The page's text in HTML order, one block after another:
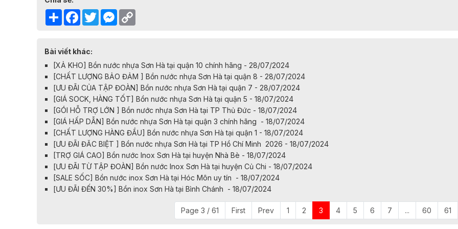
Share Facebook
TwitterMessenger
Bài viết khác:
[XẢ KHO] Bồn nước nhựa Sơn Hà tại quận 10 chính hãng - 28/07/2024
[CHẤT LƯỢNG BẢO ĐẢM ] Bồn nước nhựa Sơn Hà tại quận 8 - 28/07/2024
[ƯU ĐÃI CỦA TẬP ĐOÀN] Bồn nước nhựa Sơn Hà tại quận 7 - 28/07/2024
[GIÁ SOCK, HÀNG TỐT] Bồn nước nhựa Sơn Hà tại quận 5 - 18/07/2024
[GÓI HỖ TRỢ LỚN ] Bồn nước nhựa Sơn Hà tại TP Thủ Đức - 18/07/2024
[GIÁ HẤP DẪN] Bồn nước nhựa Sơn Hà tại quận 3 chính hãng - 18/07/2024
[CHẤT LƯỢNG HÀNG ĐẦU] Bồn nước nhựa Sơn Hà tại quận 1 - 18/07/2024
[ƯU ĐÃI ĐĂC BIỆT ] Bồn nước nhựa Sơn Hà tại TP Hồ Chí Minh 2026 - 18/07/2024
[TRỢ GIÁ CAO] Bồn nước Inox Sơn Hà tại huyện Nhà Bè - 18/07/2024
[ƯU ĐÃI TỪ TẬP ĐOÀN] Bồn nước Inox Sơn Hà tại huyện Củ Chi - 18/07/2024
[SALE SỐC] Bồn nước inox Sơn Hà tại Hóc Môn uy tín - 18/07/2024
[ƯU ĐÃI ĐẾN 30%] Bồn inox Sơn Hà tại Bình Chánh - 18/07/2024
Page 3 / 61 First Prev 1 2 3 4 5 6 7 ... 60 61